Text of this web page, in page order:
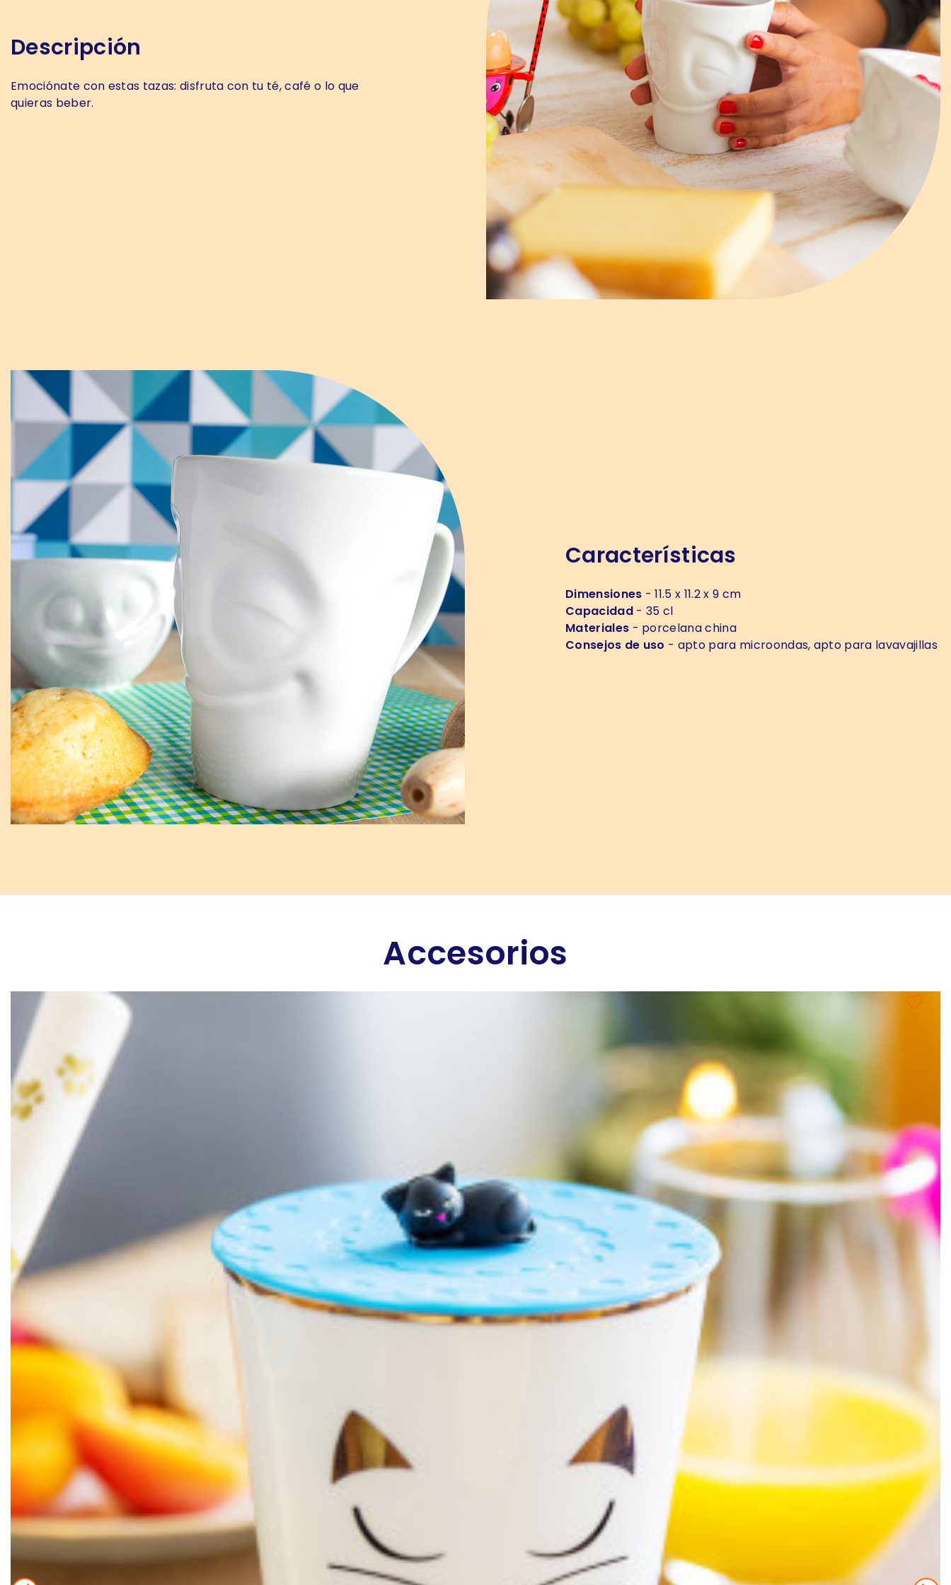
Descripción
Emociónate con estas tazas: disfruta con tu té, café o lo que
quieras beber.
Características
Dimensiones - 11.5 x 11.2 x 9 cm
Capacidad- 35 cl
Materiales - porcelana china
Consejos de uso - apto para microondas, apto para lavavajillas
Accesorios